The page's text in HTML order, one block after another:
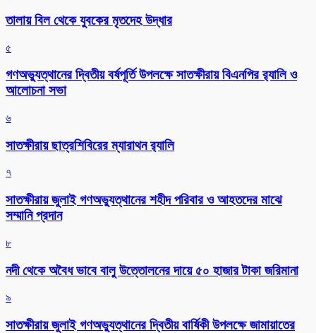
তালায় বিল থেকে যুবকের মৃতদেহ উদ্ধার
৫
গণঅভ্যুত্থানের দ্বিতীয় বর্ষপূর্তি উপলক্ষে সাতক্ষীরায় বিএনপির র‌্যালি ও
আলোচনা সভা
৬
সাতক্ষীরায় ছাত্রশিবিরের ম্যারাথন র‌্যালি
৭
সাতক্ষীরায় জুলাই গণঅভ্যুত্থানের শহীদ পরিবার ও আহতদের মাঝে
সম্মানি প্রদান
৮
নদী থেকে অবৈধ ভাবে বালু উত্তোলনের দায়ে ৫০ হাজার টাকা জরিমানা
৯
সাতক্ষীরায় জুলাই গণঅভ্যুত্থানের দ্বিতীয় বার্ষিকী উপলক্ষে জামায়াতের